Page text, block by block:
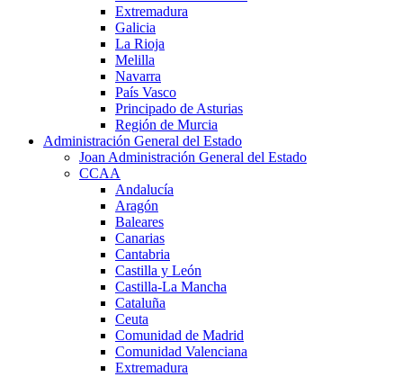
Extremadura
Galicia
La Rioja
Melilla
Navarra
País Vasco
Principado de Asturias
Región de Murcia
Administración General del Estado
Joan Administración General del Estado
CCAA
Andalucía
Aragón
Baleares
Canarias
Cantabria
Castilla y León
Castilla-La Mancha
Cataluña
Ceuta
Comunidad de Madrid
Comunidad Valenciana
Extremadura